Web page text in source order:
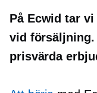
På Ecwid tar
vid försäljning.
prisvärda